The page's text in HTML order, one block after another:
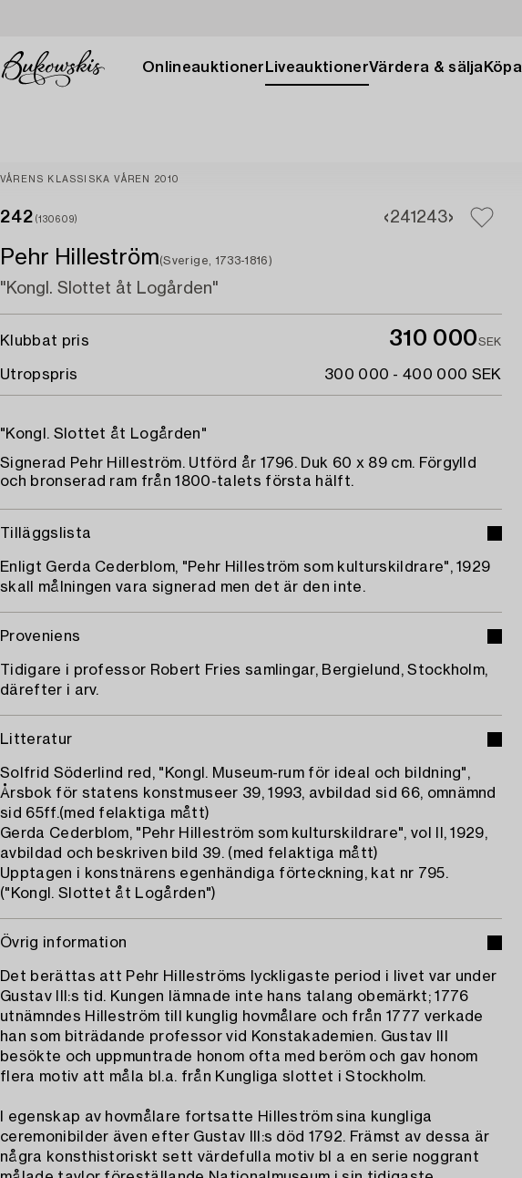
Onlineauktioner LiveauktionerVärdera & sälja Köpa
VÅRENS KLASSISKA VÅREN 2010
242 (130609) 241243
Pehr Hilleström(Sverige, 1733-1816)
"Kongl. Slottet åt Logården"
Klubbat pris 310 000SEK
Utropspris 300 000 - 400 000 SEK
"Kongl. Slottet åt Logården"
Signerad Pehr Hilleström. Utförd år 1796. Duk 60 x 89 cm. Förgylld
och bronserad ram från 1800-talets första hälft.
Tilläggslista
Enligt Gerda Cederblom, "Pehr Hilleström som kulturskildrare", 1929
skall målningen vara signerad men det är den inte.
Proveniens
Tidigare i professor Robert Fries samlingar, Bergielund, Stockholm,
därefter i arv.
Litteratur
Solfrid Söderlind red, "Kongl. Museum-rum för ideal och bildning",
Årsbok för statens konstmuseer 39, 1993, avbildad sid 66, omnämnd
sid 65ff.(med felaktiga mått)
Gerda Cederblom, "Pehr Hilleström som kulturskildrare", vol II, 1929,
avbildad och beskriven bild 39. (med felaktiga mått)
Upptagen i konstnärens egenhändiga förteckning, kat nr 795.
("Kongl. Slottet åt Logården")
Övrig information
Det berättas att Pehr Hilleströms lyckligaste period i livet var under
Gustav III:s tid. Kungen lämnade inte hans talang obemärkt; 1776
utnämndes Hilleström till kunglig hovmålare och från 1777 verkade
han som biträdande professor vid Konstakademien. Gustav III
besökte och uppmuntrade honom ofta med beröm och gav honom
flera motiv att måla bl.a. från Kungliga slottet i Stockholm.
I egenskap av hovmålare fortsatte Hilleström sina kungliga
ceremonibilder även efter Gustav III:s död 1792. Främst av dessa är
några konsthistoriskt sett värdefulla motiv bl a en serie noggrant